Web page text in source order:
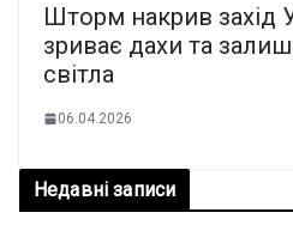
Шторм накрив захід
зриває дахи та
світла
06.04.2026
Недавні записи